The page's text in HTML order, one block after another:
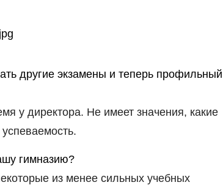
другие экзамены и теперь профильный
у директора. Не имеет значения, какие
гимназию?
из менее сильных учебных